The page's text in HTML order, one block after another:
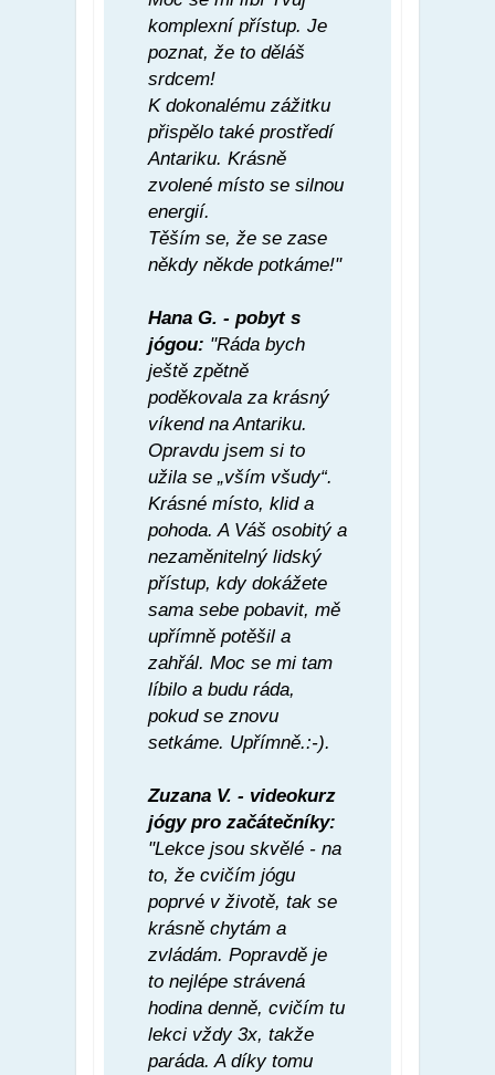
komplexní přístup. Je
poznat, že to děláš
srdcem!
K dokonalému zážitku
přispělo také prostředí
Antariku. Krásně
zvolené místo se silnou
energií.
Těším se, že se zase
někdy někde potkáme!"
Hana G. - pobyt s
jógou: "Ráda bych
ještě zpětně
poděkovala za krásný
víkend na Antariku.
Opravdu jsem si to
užila se „vším všudy“.
Krásné místo, klid a
pohoda. A Váš osobitý a
nezaměnitelný lidský
přístup, kdy dokážete
sama sebe pobavit, mě
upřímně potěšil a
zahřál. Moc se mi tam
líbilo a budu ráda,
pokud se znovu
setkáme. Upřímně.:-).
Zuzana V. - videokurz
jógy pro začátečníky:
"Lekce jsou skvělé - na
to, že cvičím jógu
poprvé v životě, tak se
krásně chytám a
zvládám. Popravdě je
to nejlépe strávená
hodina denně, cvičím tu
lekci vždy 3x, takže
paráda. A díky tomu